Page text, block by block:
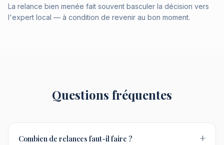
La relance bien menée fait souvent basculer la décision vers
l'expert local — à condition de revenir au bon moment.
Questions fréquentes
Combien de relances faut-il faire ? +